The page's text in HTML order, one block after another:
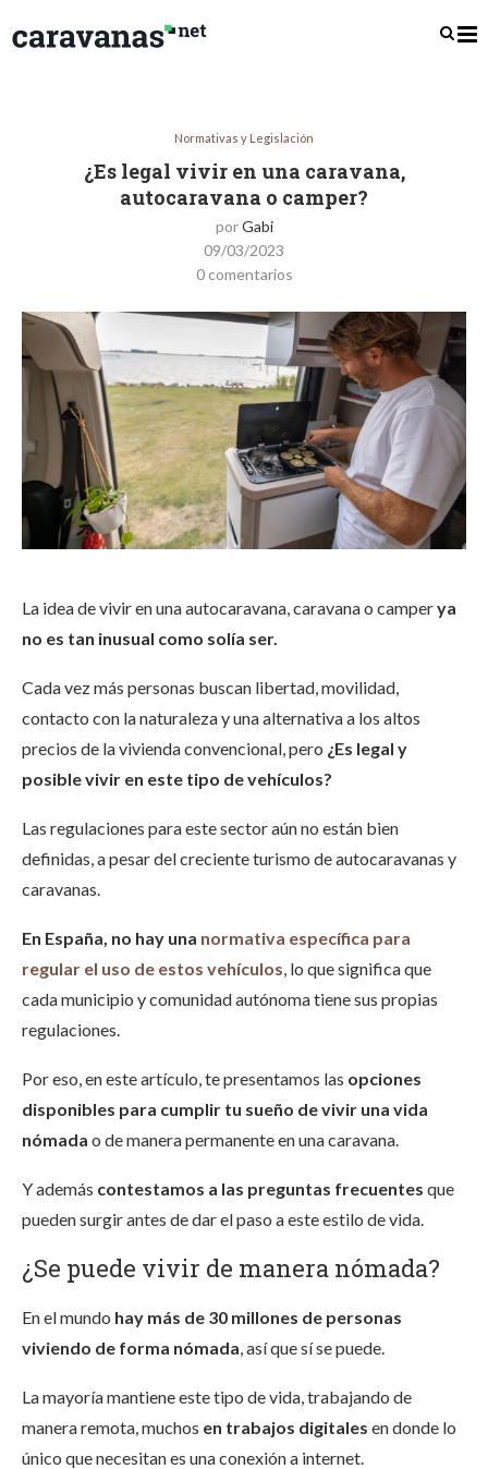
Normativas y Legislación
¿Es legal vivir en una caravana,
autocaravana o camper?
porGabi
09/03/2023
0 comentarios
La idea de vivir en una autocaravana, caravana o camperya
no es tan inusual como solía ser.
Cada vez más personas buscan libertad, movilidad,
contacto con la naturaleza y una alternativa a los altos
precios de la vivienda convencional, pero ¿Es legal y
posible vivir en este tipo de vehículos?
Las regulaciones para este sector aún no están bien
definidas, a pesar del creciente turismo de autocaravanas y
caravanas.
En España, no hay una normativa específica para
regular el uso de estos vehículos , lo que significa que
cada municipio y comunidad autónoma tiene sus propias
regulaciones.
Por eso, en este artículo, te presentamos las opciones
disponibles para cumplir tu sueño de vivir una vida
nómada o de manera permanente en una caravana.
Y además contestamos a las preguntas frecuentes que
pueden surgir antes de dar el paso a este estilo de vida.
¿Se puede vivir de manera nómada?
En el mundo hay más de 30 millones de personas
viviendo de forma nómada , así que sí se puede.
La mayoría mantiene este tipo de vida, trabajando de
manera remota, muchos en trabajos digitales en donde lo
único que necesitan es una conexión a internet.